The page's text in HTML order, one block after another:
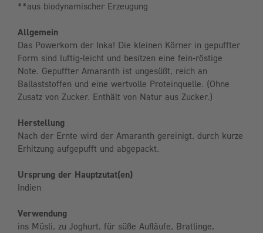
**aus biodynamischer Erzeugung
Allgemein
Das Powerkorn der Inka! Die kleinen Körner in gepuffter
Form sind luftig-leicht und besitzen eine fein-röstige
Note. Gepuffter Amaranth ist ungesüßt, reich an
Ballaststoffen und eine wertvolle Proteinquelle. (Ohne
Zusatz von Zucker. Enthält von Natur aus Zucker.)
Herstellung
Nach der Ernte wird der Amaranth gereinigt, durch kurze
Erhitzung aufgepufft und abgepackt.
Ursprung der Hauptzutat(en)
Indien
Verwendung
ins Müsli, zu Joghurt, für süße Aufläufe, Bratlinge,